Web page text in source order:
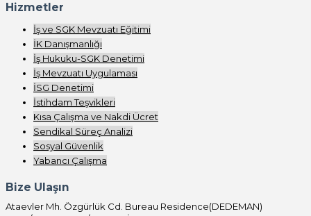
Hizmetler
İş ve SGK Mevzuatı Eğitimi
İK Danışmanlığı
İş Hukuku-SGK Denetimi
İş Mevzuatı Uygulaması
İSG Denetimi
İstihdam Teşvikleri
Kısa Çalışma ve Nakdi Ücret
Sendikal Süreç Analizi
Sosyal Güvenlik
Yabancı Çalışma
Bize Ulaşın
Ataevler Mh. Özgürlük Cd. Bureau Residence(DEDEMAN)